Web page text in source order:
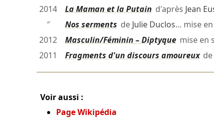
2014
La Maman et la Putain d'après Jean
″
Nos serments de Julie Duclos… mise
2012
Masculin/Féminin – Diptyquemise en
2011
Fragments d'un discours amoureuxde
Voir aussi :
Page Wikipédia